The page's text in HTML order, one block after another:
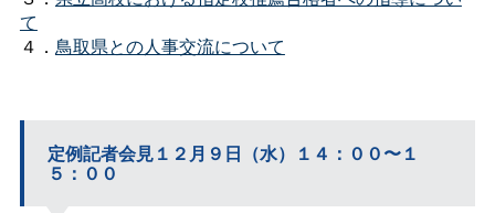
て
４． 鳥取県との人事交流について
定例記者会見１２月９日（水）１４：００〜１
５：００